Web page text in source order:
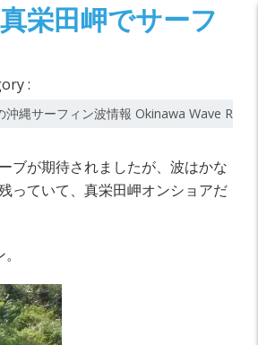
栄田岬でサーフ
:
沖縄サーフィン波情報 Okinawa Wave Report
ブが期待されましたが、波はかな
っていて、真栄田岬オンショアだ